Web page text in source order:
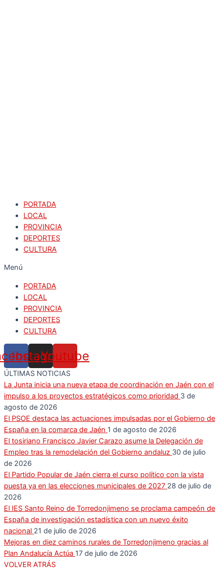
PORTADA
LOCAL
PROVINCIA
DEPORTES
CULTURA
Menú
PORTADA
LOCAL
PROVINCIA
DEPORTES
CULTURA
Instagram
Youtube
ÚLTIMAS NOTICIAS
La Junta inicia una nueva etapa de coordinación en Jaén con el
impulso a los proyectos estratégicos como prioridad 3 de
agosto de 2026
El PSOE destaca las actuaciones impulsadas por el Gobierno de
España en la comarca de Jaén 1 de agosto de 2026
El tosiriano Francisco Javier Carazo asume la Delegación de
Empleo tras la remodelación del Gobierno andaluz 30 de julio
de 2026
El Partido Popular de Jaén cierra el curso político con la vista
puesta ya en las elecciones municipales de 2027 28 de julio de
2026
El IES Santo Reino de Torredonjimeno se proclama campeón de
España de investigación estadística con un nuevo éxito
nacional 21 de julio de 2026
Mejoras en diez caminos rurales de Torredonjimeno gracias al
Plan Andalucía Actúa 17 de julio de 2026
VOLVER ATRÁS